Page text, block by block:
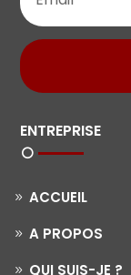
ENTREPRISE
ACCUEIL
A PROPOS
QUI SUIS-JE ?